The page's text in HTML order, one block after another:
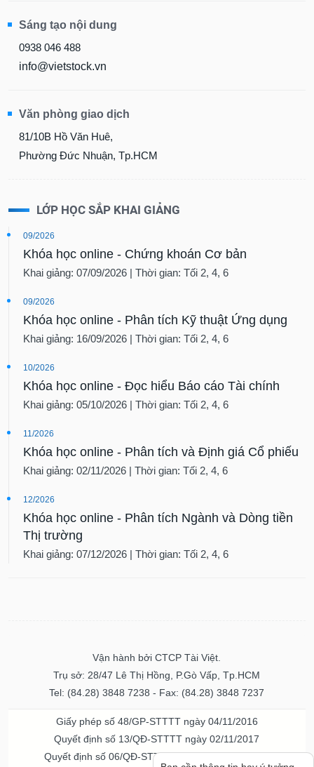
Sáng tạo nội dung
0938 046 488
info@vietstock.vn
Văn phòng giao dịch
81/10B Hồ Văn Huê,
Phường Đức Nhuận, Tp.HCM
LỚP HỌC SẮP KHAI GIẢNG
09/2026
Khóa học online - Chứng khoán Cơ bản
Khai giảng: 07/09/2026 | Thời gian: Tối 2, 4, 6
09/2026
Khóa học online - Phân tích Kỹ thuật Ứng dụng
Khai giảng: 16/09/2026 | Thời gian: Tối 2, 4, 6
10/2026
Khóa học online - Đọc hiểu Báo cáo Tài chính
Khai giảng: 05/10/2026 | Thời gian: Tối 2, 4, 6
11/2026
Khóa học online - Phân tích và Định giá Cổ phiếu
Khai giảng: 02/11/2026 | Thời gian: Tối 2, 4, 6
12/2026
Khóa học online - Phân tích Ngành và Dòng tiền
Thị trường
Khai giảng: 07/12/2026 | Thời gian: Tối 2, 4, 6
Vận hành bởi CTCP Tài Việt.
Trụ sở: 28/47 Lê Thị Hồng, P.Gò Vấp, Tp.HCM
Tel: (84.28) 3848 7238 - Fax: (84.28) 3848 7237
Giấy phép số 48/GP-STTTT ngày 04/11/2016
Quyết định số 13/QĐ-STTTT ngày 02/11/2017
Quyết định số 06/QĐ-STTTT-ICP ngày 20/07/2023